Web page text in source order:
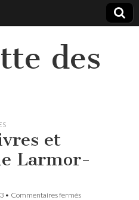
des
et
Larmor-
• Commentaires ferméssur